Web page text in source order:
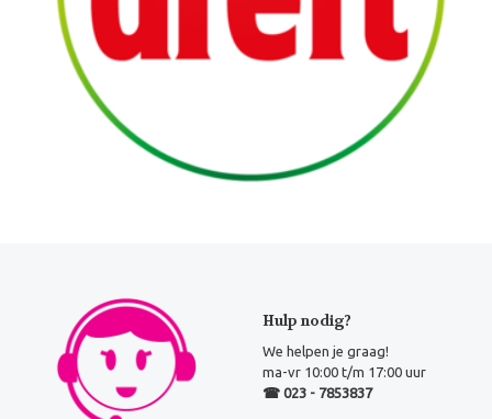
Hulp nodig?
We helpen je graag!
ma-vr 10:00 t/m 17:00 uur
☎ 023 - 7853837